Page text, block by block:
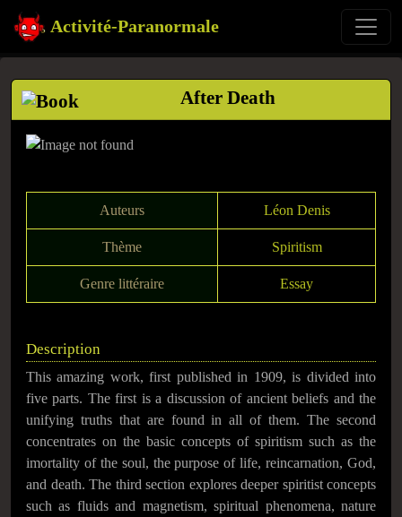
Activité-Paranormale
After Death
Auteurs Léon Denis
Thème Spiritism
Genre littéraire Essay
Description
This amazing work, first published in 1909, is divided into
five parts. The first is a discussion of ancient beliefs and the
unifying truths that are found in all of them. The second
concentrates on the basic concepts of spiritism such as the
imortality of the soul, the purpose of life, reincarnation, God,
and death. The third section explores deeper spiritist concepts
such as fluids and magnetism, spiritual phenomena, nature